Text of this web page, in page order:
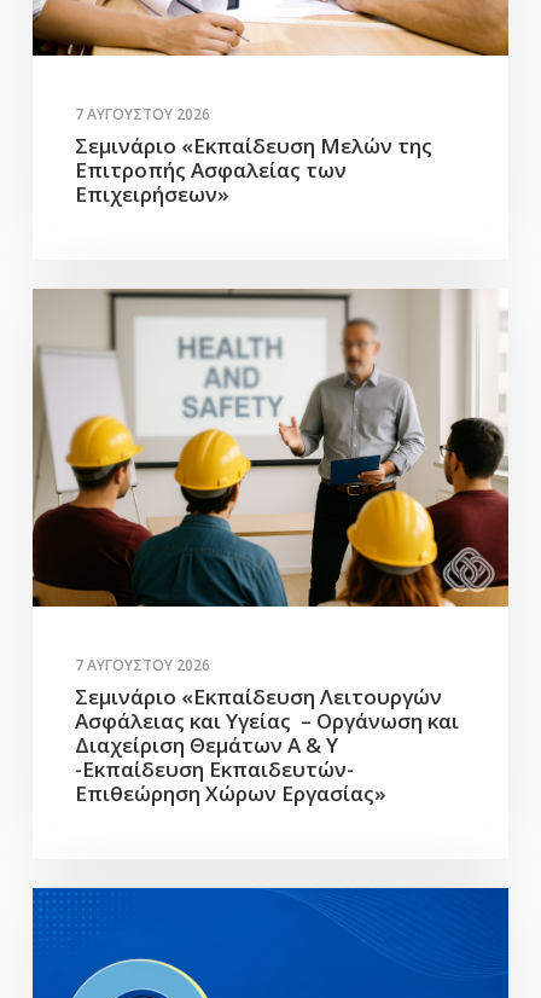
7 ΑΥΓΟΎΣΤΟΥ 2026
Σεμινάριο «Εκπαίδευση Μελών της
Επιτροπής Ασφαλείας των
Επιχειρήσεων»
7 ΑΥΓΟΎΣΤΟΥ 2026
Σεμινάριο «Εκπαίδευση Λειτουργών
Ασφάλειας και Υγείας – Οργάνωση και
Διαχείριση Θεμάτων Α & Υ
-Εκπαίδευση Εκπαιδευτών-
Επιθεώρηση Χώρων Εργασίας»